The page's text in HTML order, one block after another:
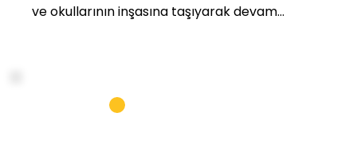
ve okullarının inşasına taşıyarak devam
Güvenlik, çözüm ortağı olduğu şirketlerin risk